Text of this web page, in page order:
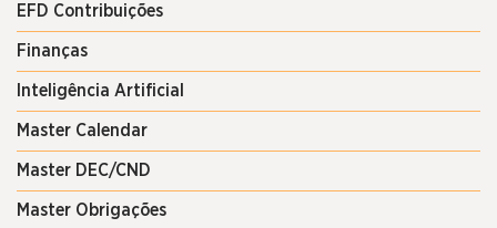
EFD Contribuições
Finanças
Inteligência Artificial
Master Calendar
Master DEC/CND
Master Obrigações